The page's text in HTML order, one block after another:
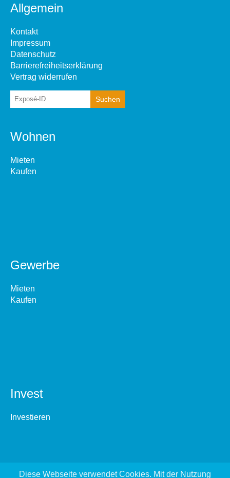
Allgemein
Kontakt
Impressum
Datenschutz
Barrierefreiheitserklärung
Vertrag widerrufen
Wohnen
Mieten
Kaufen
Gewerbe
Mieten
Kaufen
Invest
Investieren
Diese Webseite verwendet Cookies. Mit der Nutzung